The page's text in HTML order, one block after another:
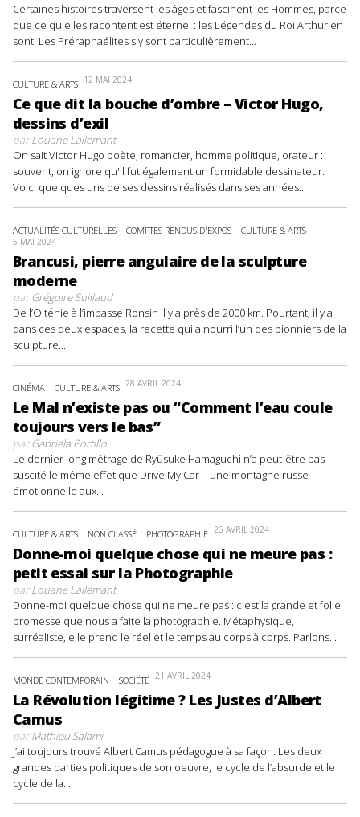
Certaines histoires traversent les âges et fascinent les Hommes, parce
que ce qu'elles racontent est éternel : les Légendes du Roi Arthur en
sont. Les Préraphaélites s'y sont particulièrement...
CULTURE & ARTS 12 MAI 2024
Ce que dit la bouche d’ombre – Victor Hugo,
dessins d’exil
parLouane Lallemant
On sait Victor Hugo poète, romancier, homme politique, orateur :
souvent, on ignore qu'il fut également un formidable dessinateur.
Voici quelques uns de ses dessins réalisés dans ses années...
ACTUALITÉS CULTURELLES COMPTES RENDUS D'EXPOS CULTURE & ARTS
5 MAI 2024
Brancusi, pierre angulaire de la sculpture
moderne
parGrégoire Suillaud
De l’Olténie à l’impasse Ronsin il y a près de 2000 km. Pourtant, il y a
dans ces deux espaces, la recette qui a nourri l’un des pionniers de la
sculpture...
CINÉMA CULTURE & ARTS 28 AVRIL 2024
Le Mal n’existe pas ou “Comment l’eau coule
toujours vers le bas”
parGabriela Portillo
Le dernier long métrage de Ryûsuke Hamaguchi n’a peut-être pas
suscité le même effet que Drive My Car – une montagne russe
émotionnelle aux...
CULTURE & ARTS NON CLASSÉ PHOTOGRAPHIE 26 AVRIL 2024
Donne-moi quelque chose qui ne meure pas :
petit essai sur la Photographie
parLouane Lallemant
Donne-moi quelque chose qui ne meure pas : c'est la grande et folle
promesse que nous a faite la photographie. Métaphysique,
surréaliste, elle prend le réel et le temps au corps à corps. Parlons...
MONDE CONTEMPORAIN SOCIÉTÉ 21 AVRIL 2024
La Révolution légitime ? Les Justes d’Albert
Camus
parMathieu Salami
J’ai toujours trouvé Albert Camus pédagogue à sa façon. Les deux
grandes parties politiques de son oeuvre, le cycle de l’absurde et le
cycle de la...